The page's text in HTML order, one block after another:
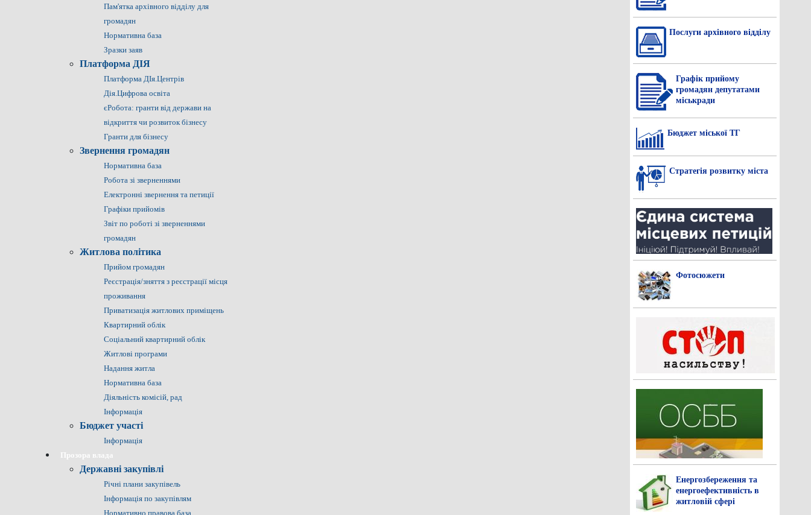
Пам'ятка архівного відділу для
громадян
Нормативна база
Зразки заяв
Платформа ДІЯ
Платформа ДІя.Центрів
Дія.Цифрова освіта
єРобота: гранти від держави на
відкриття чи розвиток бізнесу
Гранти для бізнесу
Звернення громадян
Нормативна база
Робота зі зверненнями
Електронні звернення та петиції
Графіки прийомів
Звіт по роботі зі зверненнями
громадян
Житлова політика
Прийом громадян
Реєстрація/зняття з реєстрації місця
проживання
Приватизація житлових приміщень
Квартирний облік
Соціальний квартирний облік
Житлові програми
Надання житла
Нормативна база
Діяльність комісій, рад
Інформація
Бюджет участі
Інформація
Прозора влада
Державні закупівлі
Річні плани закупівель
Інформація по закупівлям
Нормативно правова база
Послуги архівного відділу
Графік прийому
громадян депутатами
міськради
Бюджет міської ТГ
Стратегія розвитку міста
Фотосюжети
Енергозбереження та
енергоефективність в
житловій сфері